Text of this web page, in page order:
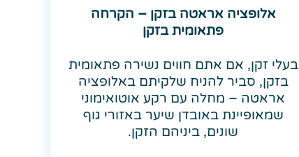
אלופציה אראטה בזקן – הקרחה
פתאומית בזקן
בעלי זקן, אם אתם חווים נשירה פתאומית
בזקן, סביר להניח שלקיתם באלופציה
אראטה – מחלה עם רקע אוטואימוני
שמאופיינת באובדן שיער באזורי גוף
שונים, ביניהם הזקן.